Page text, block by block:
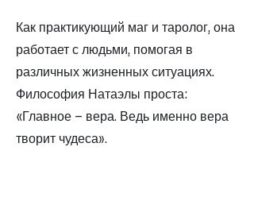
Как практикующий маг и таролог, она
работает с людьми, помогая в
различных жизненных ситуациях.
Философия Натаэлы проста:
«Главное – вера. Ведь именно вера
творит чудеса».